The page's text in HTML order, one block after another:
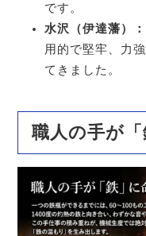
です。
水沢（伊達藩）：
用的で堅牢、力
てきました。
職人の手が